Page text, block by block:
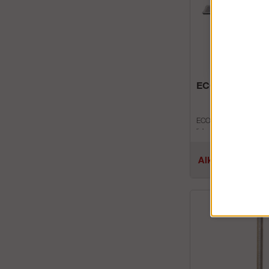
ECO-terästaso
ECO terästaso U-
liukumattomalla pinnalla.
Alk.€100.27